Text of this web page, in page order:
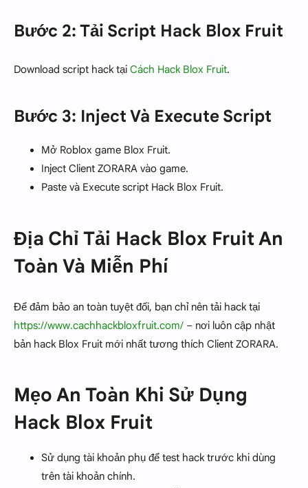
Bước 2: Tải Script Hack Blox Fruit
Download script hack tại Cách Hack Blox Fruit.
Bước 3: Inject Và Execute Script
Mở Roblox game Blox Fruit.
Inject Client ZORARA vào game.
Paste và Execute script Hack Blox Fruit.
Địa Chỉ Tải Hack Blox Fruit An
Toàn Và Miễn Phí
Để đảm bảo an toàn tuyệt đối, bạn chỉ nên tải hack tại
https://www.cachhackbloxfruit.com/ – nơi luôn cập nhật
bản hack Blox Fruit mới nhất tương thích Client ZORARA.
Mẹo An Toàn Khi Sử Dụng
Hack Blox Fruit
Sử dụng tài khoản phụ để test hack trước khi dùng
trên tài khoản chính.